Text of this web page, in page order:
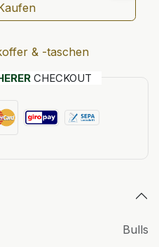
& -taschen
CHECKOUT
Bulls